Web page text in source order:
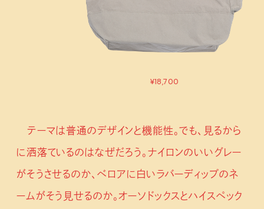
テーマは普通のデザインと機能性。でも、見るから
に洒落ているのはなぜだろう。ナイロンのいいグレー
がそうさせるのか、ベロアに白いラバーディップのネ
ームがそう見せるのか。オーソドックスとハイスペック